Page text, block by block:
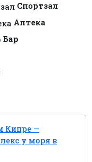
Спортзал
Аптека
Бар